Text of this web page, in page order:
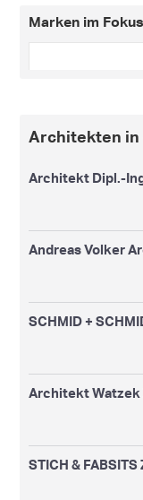
Marken im Fokus
Architekten in
Architekt Dipl.-
Andreas Volker
SCHMID +
Architekt Watzek
STICH & FABSITS